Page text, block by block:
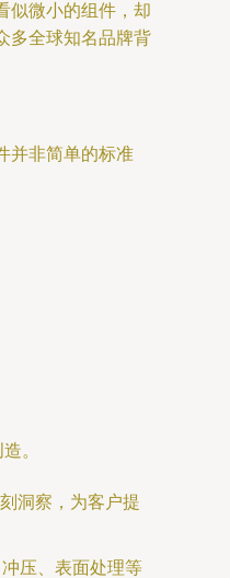
似微小的组件，却
多全球知名品牌背
并非简单的标准
。
洞察，为客户提
压、表面处理等